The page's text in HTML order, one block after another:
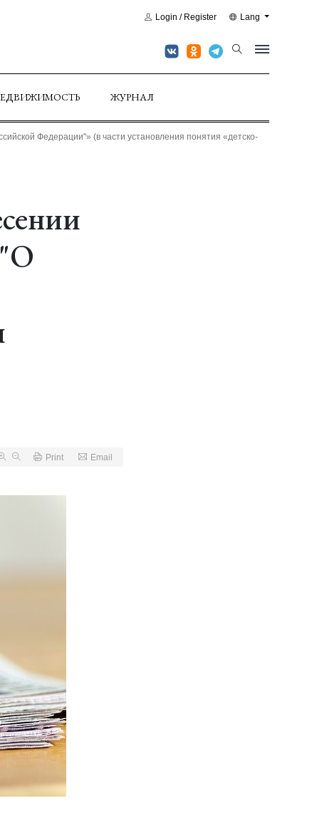
Login / Register Lang
ЖУРНАЛ
Федерации"» (в части установления понятия «детско-
Print Email